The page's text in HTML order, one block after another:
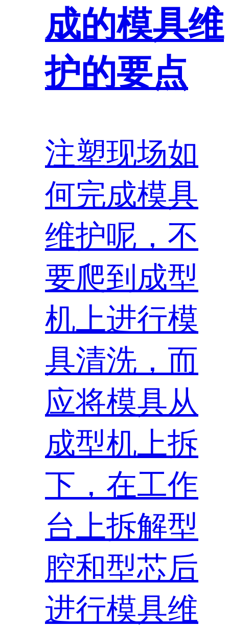
成的模具维
护的要点
注塑现场如
何完成模具
维护呢，不
要爬到成型
机上进行模
具清洗，而
应将模具从
成型机上拆
下，在工作
台上拆解型
腔和型芯后
进行模具维